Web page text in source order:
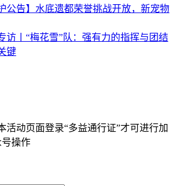
公告】水底遗都荣誉挑战开放，新宠物
访丨“梅花雪”队：强有力的指挥与团结
键
活动页面登录“多益通行证”才可进行加
号操作